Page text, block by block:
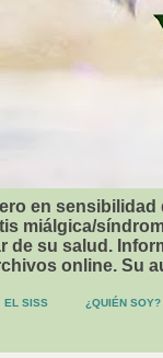
en
miálgica/
de su salud.
online. Su
EL SISS ¿QUIÉN SOY?